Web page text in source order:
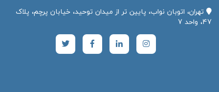
تهران، اتوبان نواب، پایین تر از میدان توحید، خیابان پرچم، پلاک
47، واحد 7